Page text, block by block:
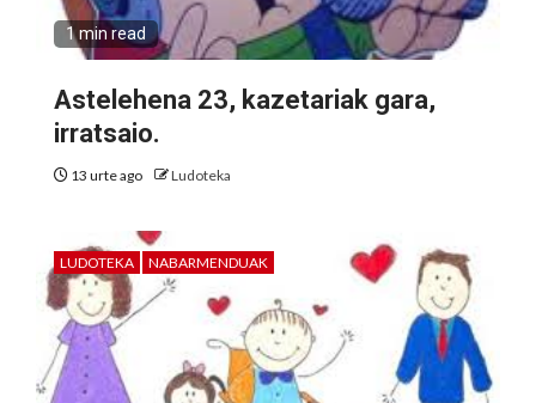
1 min read
Astelehena 23, kazetariak gara,
irratsaio.
13 urte ago Ludoteka
LUDOTEKA NABARMENDUAK